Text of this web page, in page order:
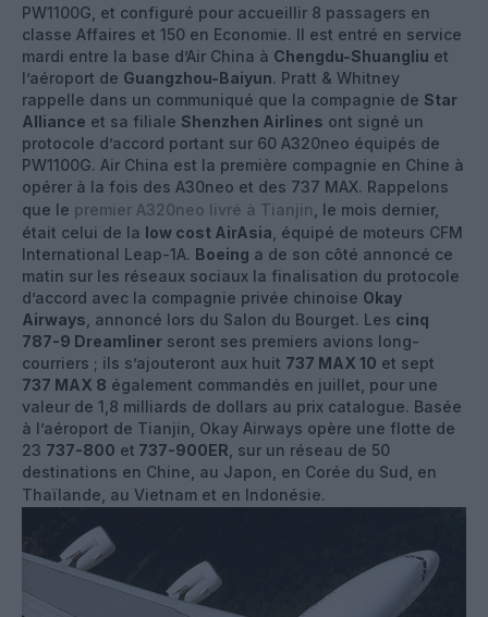
PW1100G, et configuré pour accueillir 8 passagers en
classe Affaires et 150 en Economie. Il est entré en service
mardi entre la base d’Air China à Chengdu-Shuangliu et
l’aéroport de Guangzhou-Baiyun. Pratt & Whitney
rappelle dans un communiqué que la compagnie de Star
Alliance et sa filiale Shenzhen Airlines ont signé un
protocole d’accord portant sur 60 A320neo équipés de
PW1100G. Air China est la première compagnie en Chine à
opérer à la fois des A30neo et des 737 MAX. Rappelons
que le premier A320neo livré à Tianjin
, le mois dernier,
était celui de la low cost AirAsia , équipé de moteurs CFM
International Leap-1A. Boeing a de son côté annoncé ce
matin sur les réseaux sociaux la finalisation du protocole
d’accord avec la compagnie privée chinoise Okay
Airways , annoncé lors du Salon du Bourget. Les cinq
787-9 Dreamliner seront ses premiers avions long-
courriers ; ils s’ajouteront aux huit 737 MAX 10 et sept
737 MAX 8 également commandés en juillet, pour une
valeur de 1,8 milliards de dollars au prix catalogue. Basée
à l’aéroport de Tianjin, Okay Airways opère une flotte de
23 737-800 et 737-900ER , sur un réseau de 50
destinations en Chine, au Japon, en Corée du Sud, en
Thaïlande, au Vietnam et en Indonésie.